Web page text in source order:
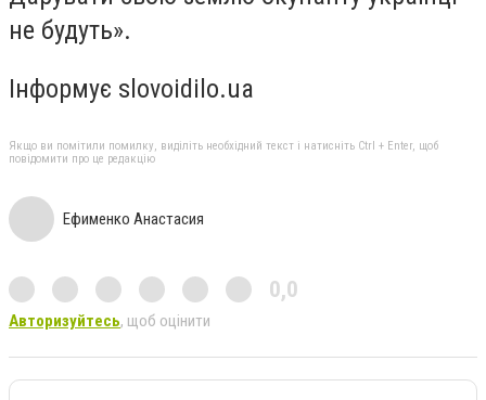
не будуть».
Інформує slovoidilo.ua
Якщо ви помітили помилку, виділіть необхідний текст і натисніть Ctrl + Enter, щоб
повідомити про це редакцію
Ефименко Анастасия
0,0
Авторизуйтесь, щоб оцінити